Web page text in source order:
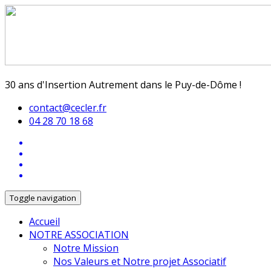
30 ans d'Insertion Autrement dans le Puy-de-Dôme !
contact@cecler.fr
04 28 70 18 68
Toggle navigation
Accueil
NOTRE ASSOCIATION
Notre Mission
Nos Valeurs et Notre projet Associatif